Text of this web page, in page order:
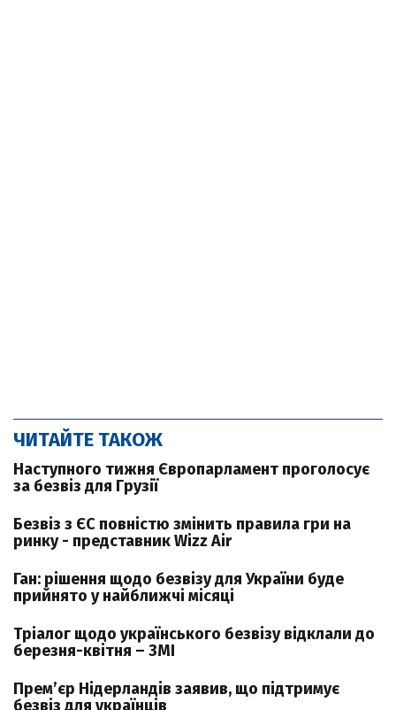
ЧИТАЙТЕ ТАКОЖ
Наступного тижня Європарламент проголосує
за безвіз для Грузії
Безвіз з ЄС повністю змінить правила гри на
ринку - представник Wizz Air
Ган: рішення щодо безвізу для України буде
прийнято у найближчі місяці
Тріалог щодо українського безвізу відклали до
березня-квітня – ЗМІ
Прем’єр Нідерландів заявив, що підтримує
безвіз для українців